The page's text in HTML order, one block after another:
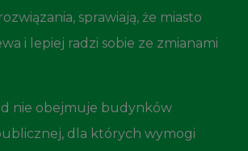
sprawiają, że miasto
i lepiej radzi sobie ze zmianami
nie obejmuje budynków
dla których wymogi